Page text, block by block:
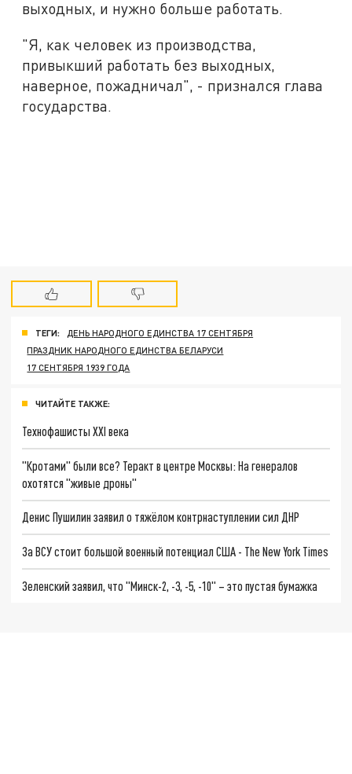
выходных, и нужно больше работать.
"Я, как человек из производства,
привыкший работать без выходных,
наверное, пожадничал", - признался глава
государства.
ТЕГИ:
ДЕНЬ НАРОДНОГО ЕДИНСТВА 17 СЕНТЯБРЯ
ПРАЗДНИК НАРОДНОГО ЕДИНСТВА БЕЛАРУСИ
17 СЕНТЯБРЯ 1939 ГОДА
ЧИТАЙТЕ ТАКЖЕ:
Технофашисты XXI века
"Кротами" были все? Теракт в центре Москвы: На генералов
охотятся "живые дроны"
Денис Пушилин заявил о тяжёлом контрнаступлении сил ДНР
За ВСУ стоит большой военный потенциал США - The New York Times
Зеленский заявил, что "Минск-2, -3, -5, -10" – это пустая бумажка